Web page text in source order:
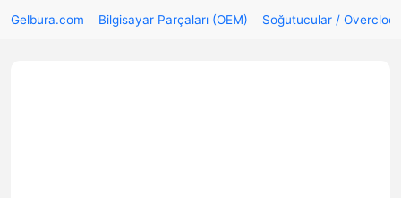
Gelbura.com Bilgisayar Parçaları (OEM) Soğutucular / Overclock